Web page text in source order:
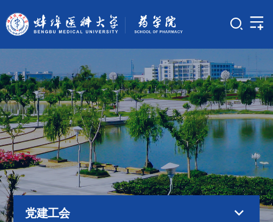
党建工会